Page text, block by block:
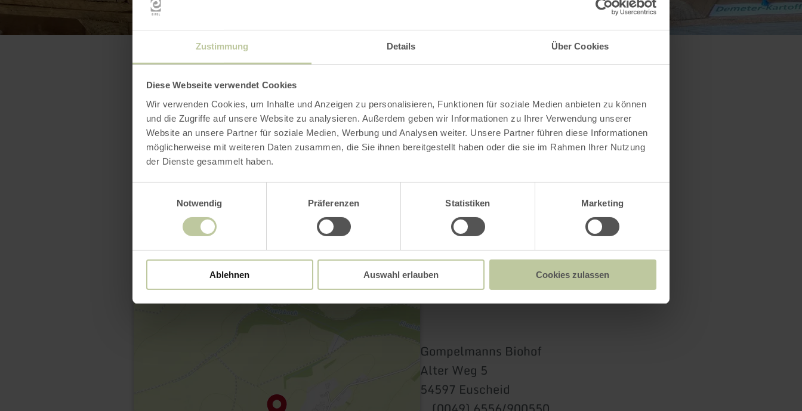
Zustimmung Details Über Cookies
Diese Webseite verwendet Cookies
Wir verwenden Cookies, um Inhalte und Anzeigen zu personalisieren, Funktionen für soziale Medien anbieten zu können
und die Zugriffe auf unsere Website zu analysieren. Außerdem geben wir Informationen zu Ihrer Verwendung unserer
Website an unsere Partner für soziale Medien, Werbung und Analysen weiter. Unsere Partner führen diese Informationen
möglicherweise mit weiteren Daten zusammen, die Sie ihnen bereitgestellt haben oder die sie im Rahmen Ihrer Nutzung
der Dienste gesammelt haben.
Notwendig
Präferenzen Statistiken Marketing
Ablehnen Auswahl erlauben Cookies zulassen
Ouvrir la galerie
Contact
Gompelmanns Biohof
Alter Weg 5
54597 Euscheid